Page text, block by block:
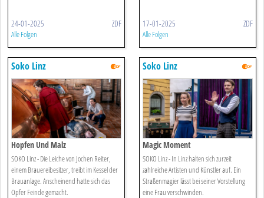
24-01-2025 ZDF
Alle Folgen
17-01-2025 ZDF
Alle Folgen
Soko Linz
Hopfen Und Malz
SOKO Linz - Die Leiche von Jochen Reiter,
einem Brauereibesitzer, treibt im Kessel der
Brauanlage. Anscheinend hatte sich das
Opfer Feinde gemacht.
Soko Linz
Magic Moment
SOKO Linz - In Linz halten sich zurzeit
zahlreiche Artisten und Künstler auf. Ein
Straßenmagier lässt bei seiner Vorstellung
eine Frau verschwinden.